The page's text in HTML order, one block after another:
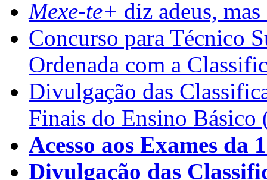
Mexe-te+ diz adeus,
Concurso para Técnico
Ordenada com a
Divulgação das
Finais do Ensino Básico
Acesso aos Exames da
Divulgação das